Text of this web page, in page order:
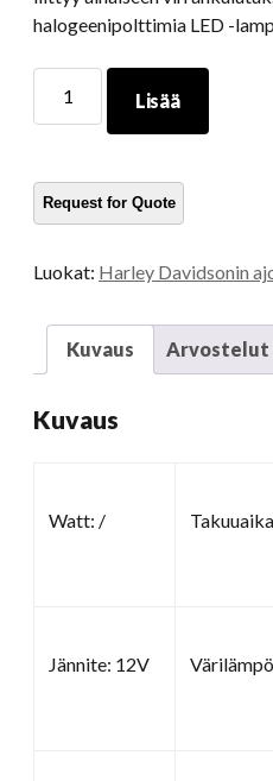
halogeenipolttimia LED -
moottoripyörän
määrä
Lisää
Luokat: Harley Davidsonin
Kuvaus Arvostelut
Kuvaus
Watt: /
Jännite: 12V